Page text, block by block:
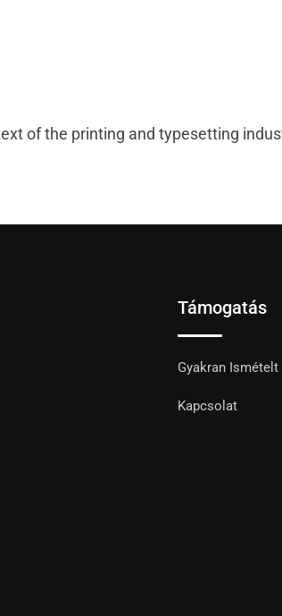
of the printing and typesetting
Támogatás
Gyakran Ismételt
Kapcsolat